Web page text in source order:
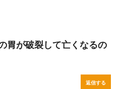
胃が破裂して亡くなるの
返信する